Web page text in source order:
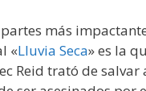
más
«Lluvia Seca» es la
Reid trató de salvar